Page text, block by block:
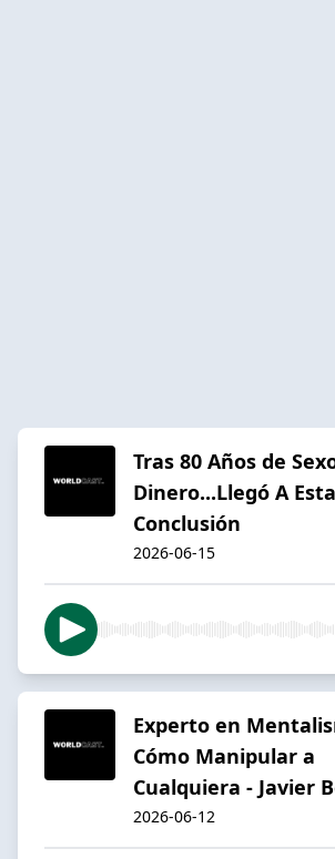
Tras 80 Años de
Dinero...Llegó A Esta
Conclusión
2026-06-15
Experto en
Cómo Manipular a
Cualquiera - Javier
2026-06-12